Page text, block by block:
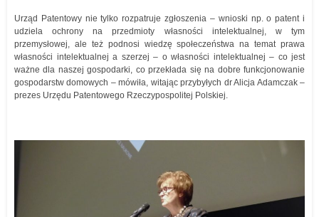
Urząd Patentowy nie tylko rozpatruje zgłoszenia – wnioski np. o patent i
udziela ochrony na przedmioty własności intelektualnej, w tym
przemysłowej, ale też podnosi wiedzę społeczeństwa na temat prawa
własności intelektualnej a szerzej – o własności intelektualnej – co jest
ważne dla naszej gospodarki, co przekłada się na dobre funkcjonowanie
gospodarstw domowych – mówiła, witając przybyłych dr Alicja Adamczak –
prezes Urzędu Patentowego Rzeczypospolitej Polskiej.